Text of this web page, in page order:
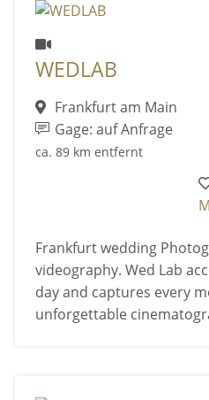
WEDLAB
Frankfurt am Main
Gage: auf Anfrage
ca. 89 km entfernt
Frankfurt wedding
videography. Wed Lab
day and captures every
unforgettable